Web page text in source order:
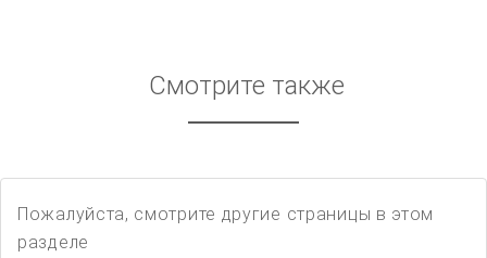
Смотрите также
Пожалуйста, смотрите другие страницы в этом
разделе